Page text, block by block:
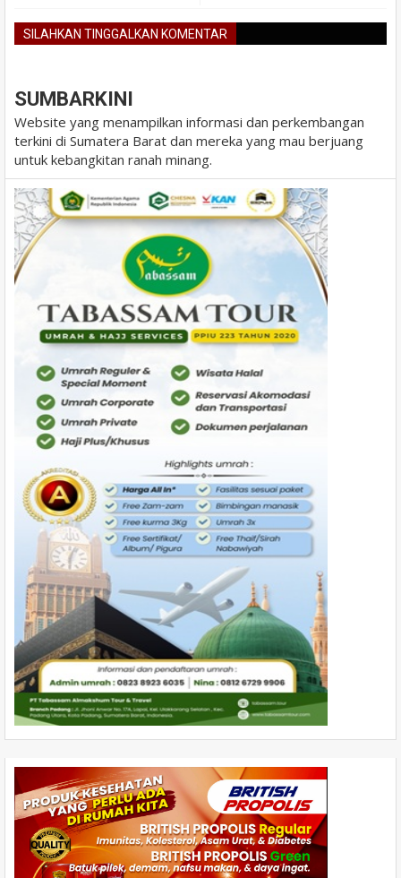
SILAHKAN TINGGALKAN KOMENTAR
SUMBARKINI
Website yang menampilkan informasi dan perkembangan
terkini di Sumatera Barat dan mereka yang mau berjuang
untuk kebangkitan ranah minang.